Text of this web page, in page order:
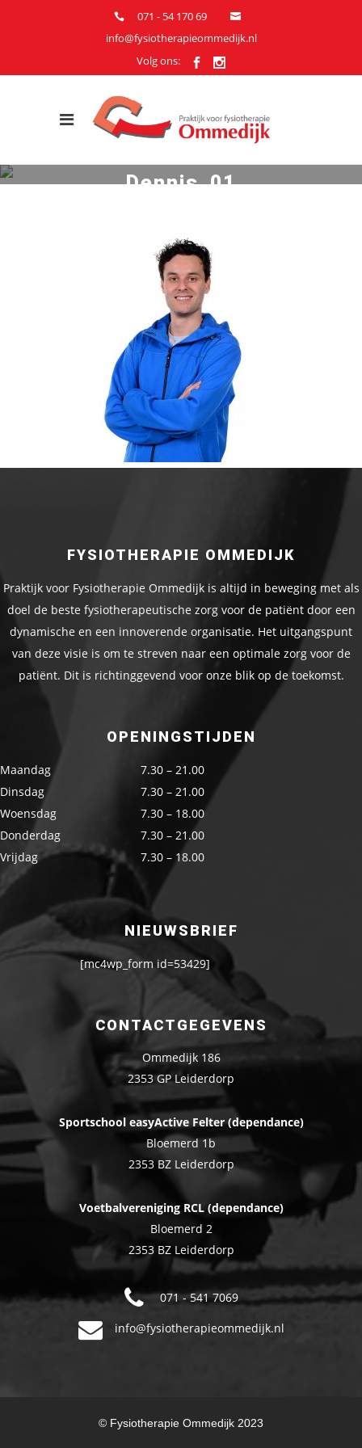
071 - 54 170 69
info@fysiotherapieommedijk.nl
Volg ons:
Dennis_01
FYSIOTHERAPIE OMMEDIJK
Praktijk voor Fysiotherapie Ommedijk is altijd in beweging met als
doel de beste fysiotherapeutische zorg voor de patiënt door een
dynamische en een innoverende organisatie. Het uitgangspunt
van deze visie is om te streven naar een optimale zorg voor de
patiënt. Dit is richtinggevend voor onze blik op de toekomst.
OPENINGSTIJDEN
Maandag
7.30 – 21.00
Dinsdag
7.30 – 21.00
Woensdag
7.30 – 18.00
Donderdag
7.30 – 21.00
Vrijdag
7.30 – 18.00
NIEUWSBRIEF
[mc4wp_form id=53429]
CONTACTGEGEVENS
Ommedijk 186
2353 GP Leiderdorp
Sportschool easyActive Felter (dependance)
Bloemerd 1b
2353 BZ Leiderdorp
Voetbalvereniging RCL (dependance)
Bloemerd 2
2353 BZ Leiderdorp
071 - 541 7069
info@fysiotherapieommedijk.nl
© Fysiotherapie Ommedijk 2023